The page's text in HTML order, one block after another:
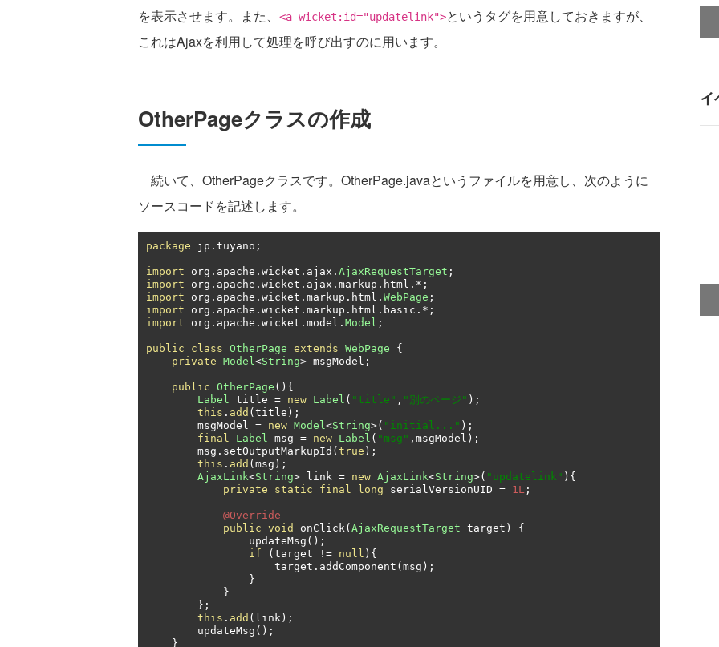
を表示させます。また、
<a wicket:id="updatelink">というタグを用意しておきますが、
これはAjaxを利用して処理を呼び出すのに用います。
OtherPageクラスの作成
続いて、OtherPageクラスです。OtherPage.javaというファイルを用意し、次のように
ソースコードを記述します。
package jp . tuyano ;
import org . apache . wicket . ajax . AjaxRequestTarget ;
import org . apache . wicket . ajax . markup . html .*;
import org . apache . wicket . markup . html . WebPage ;
import org . apache . wicket . markup . html . basic .*;
import org . apache . wicket . model . Model ;
public class OtherPage extends WebPage
{
private Model<String> msgModel ;
public OtherPage (){
Label title = new Label ( "title" , "別のページ" );
this . add ( title );
        msgModel
= new Model<String>( "initial..." );
final
Label msg = new Label ( "msg" , msgModel );
        msg
. setOutputMarkupId ( true );
this . add ( msg );
AjaxLink<String> link = new AjaxLink<String>( "updatelink" ){
private
static final long serialVersionUID = 1L ;
@Override
public void onClick( AjaxRequestTarget target )
{
                updateMsg
();
if
( target != null ){
                    target
. addComponent ( msg );
}
}
};
this . add ( link );
        updateMsg
();
}
イ